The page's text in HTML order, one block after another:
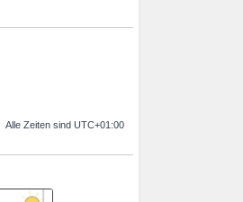
Alle Zeiten sind UTC+01:00